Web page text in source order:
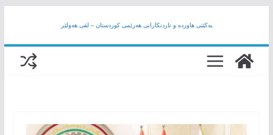
content
یەکێتی هاوردە و ناردنکارانی هەرێمى کوردستان – لقی هەولێر